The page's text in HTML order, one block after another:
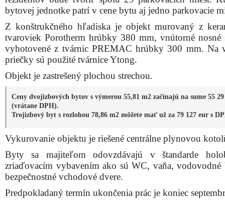
bytovej jednotke patrí v cene bytu aj jedno parkovacie
Z konštrukčného hľadiska je objekt murovaný z
tvaroviek Porotherm hrúbky 380 mm, vnútorné nosné
vyhotovené z tvárnic PREMAC hrúbky 300 mm. Na
priečky sú použité tvárnice Ytong.
Objekt je zastrešený plochou strechou.
Ceny dvojizbových bytov s výmerou 55,81 m2 začínajú na sume 55
(vrátane DPH).
Trojizbový byt s rozlohou 78,86 m2 môžete mať už za 79 127 eur s
Vykurovanie objektu je riešené centrálne plynovou
Byty sa majiteľom odovzdávajú v štandarde
zriaďovacím vybavením ako sú WC, vaňa, vodovodné
bezpečnostné vchodové dvere.
Predpokladaný termín ukončenia prác je koniec